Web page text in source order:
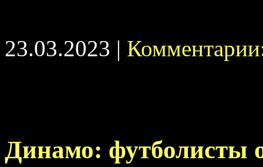
23.03.2023 |
Динамо: футболисты